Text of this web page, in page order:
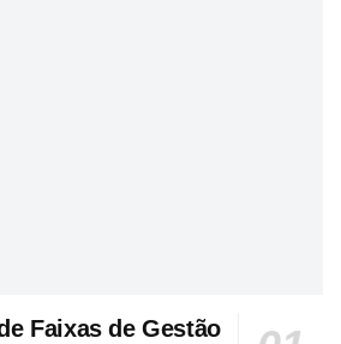
Faixas de Gestão